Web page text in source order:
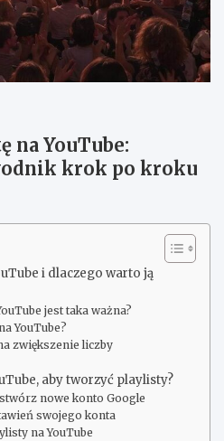
na YouTube:
krok po kroku
i dlaczego warto ją
jest taka ważna?
YouTube?
zwiększenie liczby
aby tworzyć playlisty?
nowe konto Google
swojego konta
na YouTube